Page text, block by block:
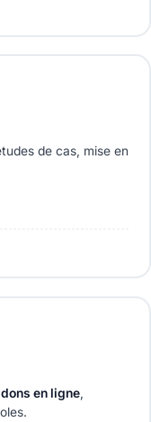
de cas, mise en
en ligne,